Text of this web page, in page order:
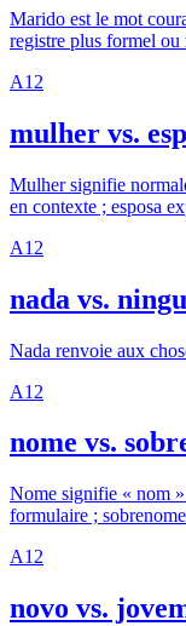
Marido est le mot
registre plus formel ou
A1 2
mulher vs.
Mulher signifie
en contexte ; esposa
A1 2
nada vs.
Nada renvoie aux
A1 2
nome vs.
Nome signifie « nom »
formulaire ;
A1 2
novo vs.